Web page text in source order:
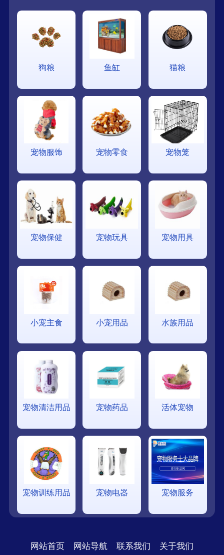
狗粮 鱼缸 猫粮
宠物服饰 宠物零食 宠物笼
宠物保健 宠物玩具 宠物用具
小宠主食 小宠用品 水族用品
宠物清洁用品 宠物药品 活体宠物
宠物训练用品 宠物电器 宠物服务
网站首页 网站导航 联系我们 关于我们